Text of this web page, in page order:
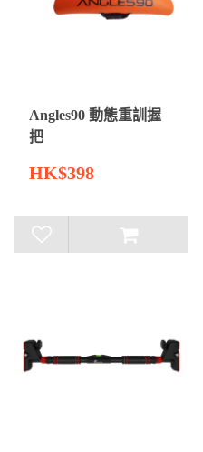
Angles90 動態重訓握
把
HK$398